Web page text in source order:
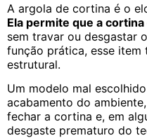
A argola de cortina é o
Ela permite que a
sem travar ou desgastar
função prática, esse
estrutural.
Um modelo mal
acabamento do
fechar a cortina e, em
desgaste prematuro do